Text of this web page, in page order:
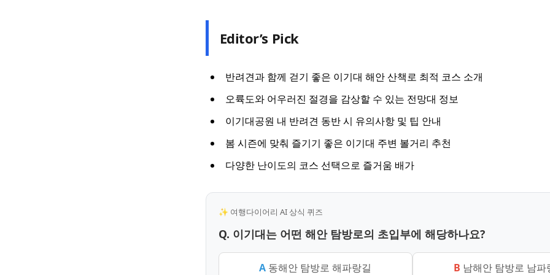
Editor’s Pick
반려견과 함께 걷기 좋은 이기대 해안 산책로 최적 코스 소개
오륙도와 어우러진 절경을 감상할 수 있는 전망대 정보
이기대공원 내 반려견 동반 시 유의사항 및 팁 안내
봄 시즌에 맞춰 즐기기 좋은 이기대 주변 볼거리 추천
다양한 난이도의 코스 선택으로 즐거움 배가
✨ 여행다이어리 AI 상식 퀴즈
Q. 이기대는 어떤 해안 탐방로의 초입부에 해당하나요?
A 동해안 탐방로 해파랑길 B 남해안 탐방로 남파